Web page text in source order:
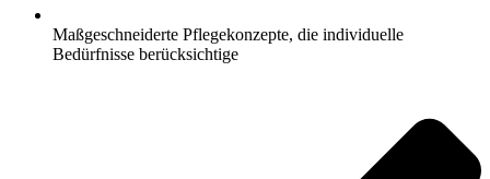
Maßgeschneiderte Pflegekonzepte, die individuelle
Bedürfnisse berücksichtige